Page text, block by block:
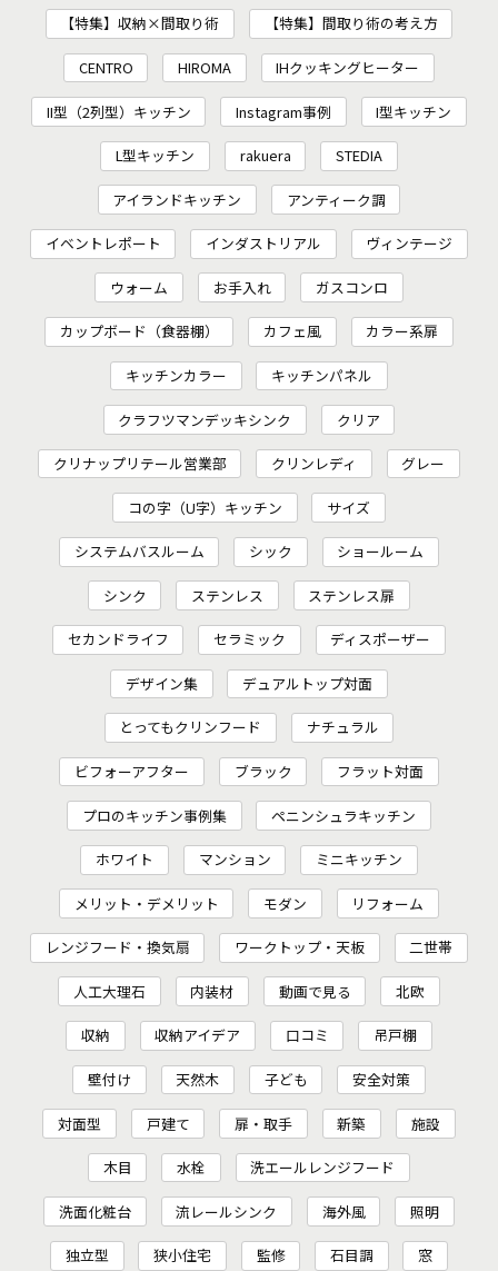
【特集】収納×間取り術 【特集】間取り術の考え方
CENTRO HIROMA IHクッキングヒーター
II型（2列型）キッチン Instagram事例 I型キッチン
L型キッチン rakuera STEDIA
アイランドキッチン アンティーク調
イベントレポート インダストリアル ヴィンテージ
ウォーム お手入れ ガスコンロ
カップボード（食器棚） カフェ風 カラー系扉
キッチンカラー キッチンパネル
クラフツマンデッキシンク クリア
クリナップリテール営業部 クリンレディ グレー
コの字（U字）キッチン サイズ
システムバスルーム シック ショールーム
シンク ステンレス ステンレス扉
セカンドライフ セラミック ディスポーザー
デザイン集 デュアルトップ対面
とってもクリンフード ナチュラル
ビフォーアフター ブラック フラット対面
プロのキッチン事例集 ペニンシュラキッチン
ホワイト マンション ミニキッチン
メリット・デメリット モダン リフォーム
レンジフード・換気扇 ワークトップ・天板 二世帯
人工大理石 内装材 動画で見る 北欧
収納 収納アイデア 口コミ 吊戸棚
壁付け 天然木 子ども 安全対策
対面型 戸建て 扉・取手 新築 施設
木目 水栓 洗エールレンジフード
洗面化粧台 流レールシンク 海外風 照明
独立型 狭小住宅 監修 石目調 窓